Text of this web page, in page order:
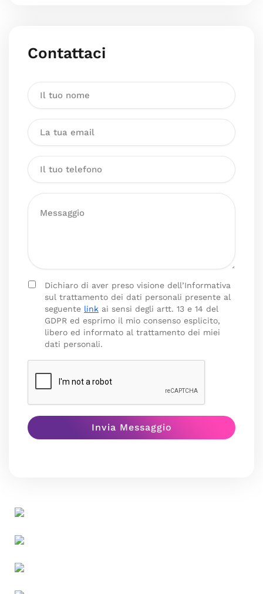
Contattaci
Dichiaro di aver preso visione dell’Informativa
sul trattamento dei dati personali presente al
seguente link ai sensi degli artt. 13 e 14 del
GDPR ed esprimo il mio consenso esplicito,
libero ed informato al trattamento dei miei
dati personali.